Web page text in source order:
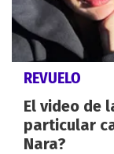
REVUELO
El video de
particular
Nara?